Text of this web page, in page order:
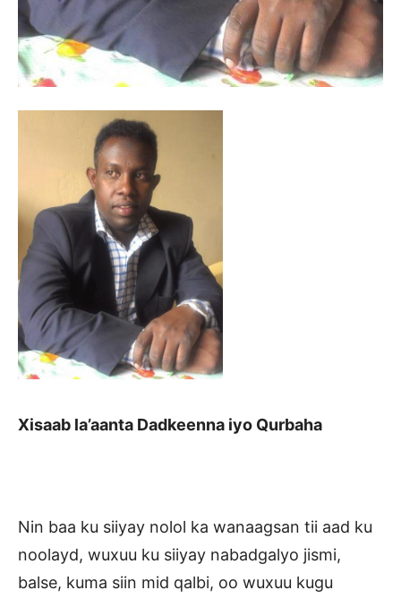
Xisaab la’aanta Dadkeenna iyo Qurbaha
Nin baa ku siiyay nolol ka wanaagsan tii aad ku
noolayd, wuxuu ku siiyay nabadgalyo jismi,
balse, kuma siin mid qalbi, oo wuxuu kugu